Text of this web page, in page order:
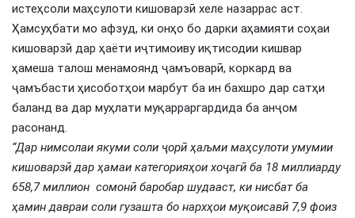
истеҳсоли маҳсулоти кишоварзӣ хеле назаррас аст.
Ҳамсуҳбати мо афзуд, ки онҳо бо дарки аҳамияти соҳаи
кишоварзӣ дар ҳаёти иҷтимоиву иқтисодии кишвар
ҳамеша талош менамоянд ҷамъоварӣ, коркард ва
ҷамъбасти ҳисоботҳои марбут ба ин бахшро дар сатҳи
баланд ва дар муҳлати муқарраргардида ба анҷом
расонанд.
“Дар нимсолаи якуми соли ҷорӣ ҳаљми маҳсулоти умумии
кишоварзӣ дар ҳамаи категорияҳои хоҷагӣ ба 18 миллиарду
658,7 миллион сомонӣ баробар шудааст, ки нисбат ба
ҳамин давраи соли гузашта бо нархҳои муқоисавӣ 7,9 фоиз